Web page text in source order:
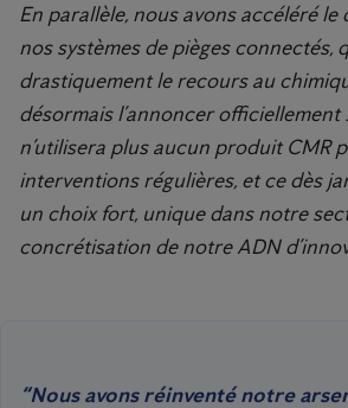
En parallèle, nous avons accéléré
nos systèmes de pièges connectés,
drastiquement le recours au
désormais l’annoncer officiellement
n’utilisera plus aucun produit CMR
interventions régulières, et ce dès
un choix fort, unique dans notre
concrétisation de notre ADN
“Nous avons réinventé notre